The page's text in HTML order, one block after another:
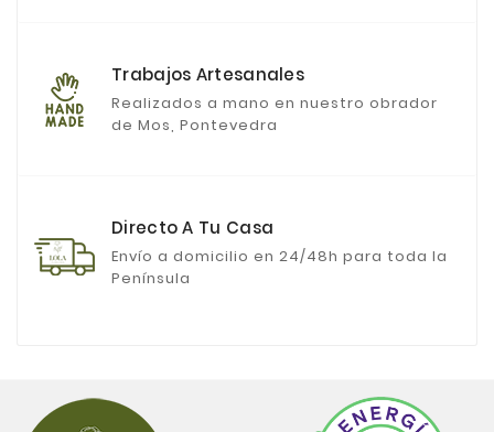
Trabajos Artesanales
Realizados a mano en nuestro obrador
de Mos, Pontevedra
Directo A Tu Casa
Envío a domicilio en 24/48h para toda la
Península